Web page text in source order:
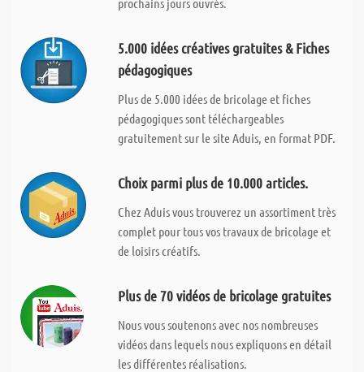
5.000 idées créatives gratuites & Fiches
pédagogiques
Plus de 5.000 idées de bricolage et fiches
pédagogiques sont téléchargeables
gratuitement sur le site Aduis, en format PDF.
Choix parmi plus de 10.000 articles.
Chez Aduis vous trouverez un assortiment très
complet pour tous vos travaux de bricolage et
de loisirs créatifs.
Plus de 70 vidéos de bricolage gratuites
Nous vous soutenons avec nos nombreuses
vidéos dans lequels nous expliquons en détail
les différentes réalisations.